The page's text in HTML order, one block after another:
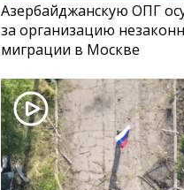
Азербайджанскую ОПГ
за организацию
миграции в Москве